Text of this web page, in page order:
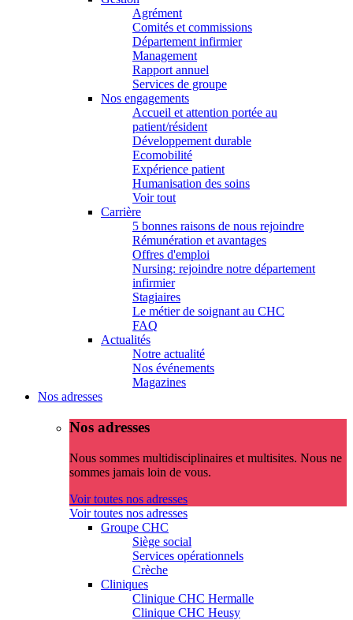
Agrément
Comités et commissions
Département infirmier
Management
Rapport annuel
Services de groupe
Nos engagements
Accueil et attention portée au
patient/résident
Développement durable
Ecomobilité
Expérience patient
Humanisation des soins
Voir tout
Carrière
5 bonnes raisons de nous rejoindre
Rémunération et avantages
Offres d'emploi
Nursing: rejoindre notre département
infirmier
Stagiaires
Le métier de soignant au CHC
FAQ
Actualités
Notre actualité
Nos événements
Magazines
Nos adresses
Nos adresses
Nous sommes multidisciplinaires et multisites. Nous ne
sommes jamais loin de vous.
Voir toutes nos adresses
Voir toutes nos adresses
Groupe CHC
Siège social
Services opérationnels
Crèche
Cliniques
Clinique CHC Hermalle
Clinique CHC Heusy